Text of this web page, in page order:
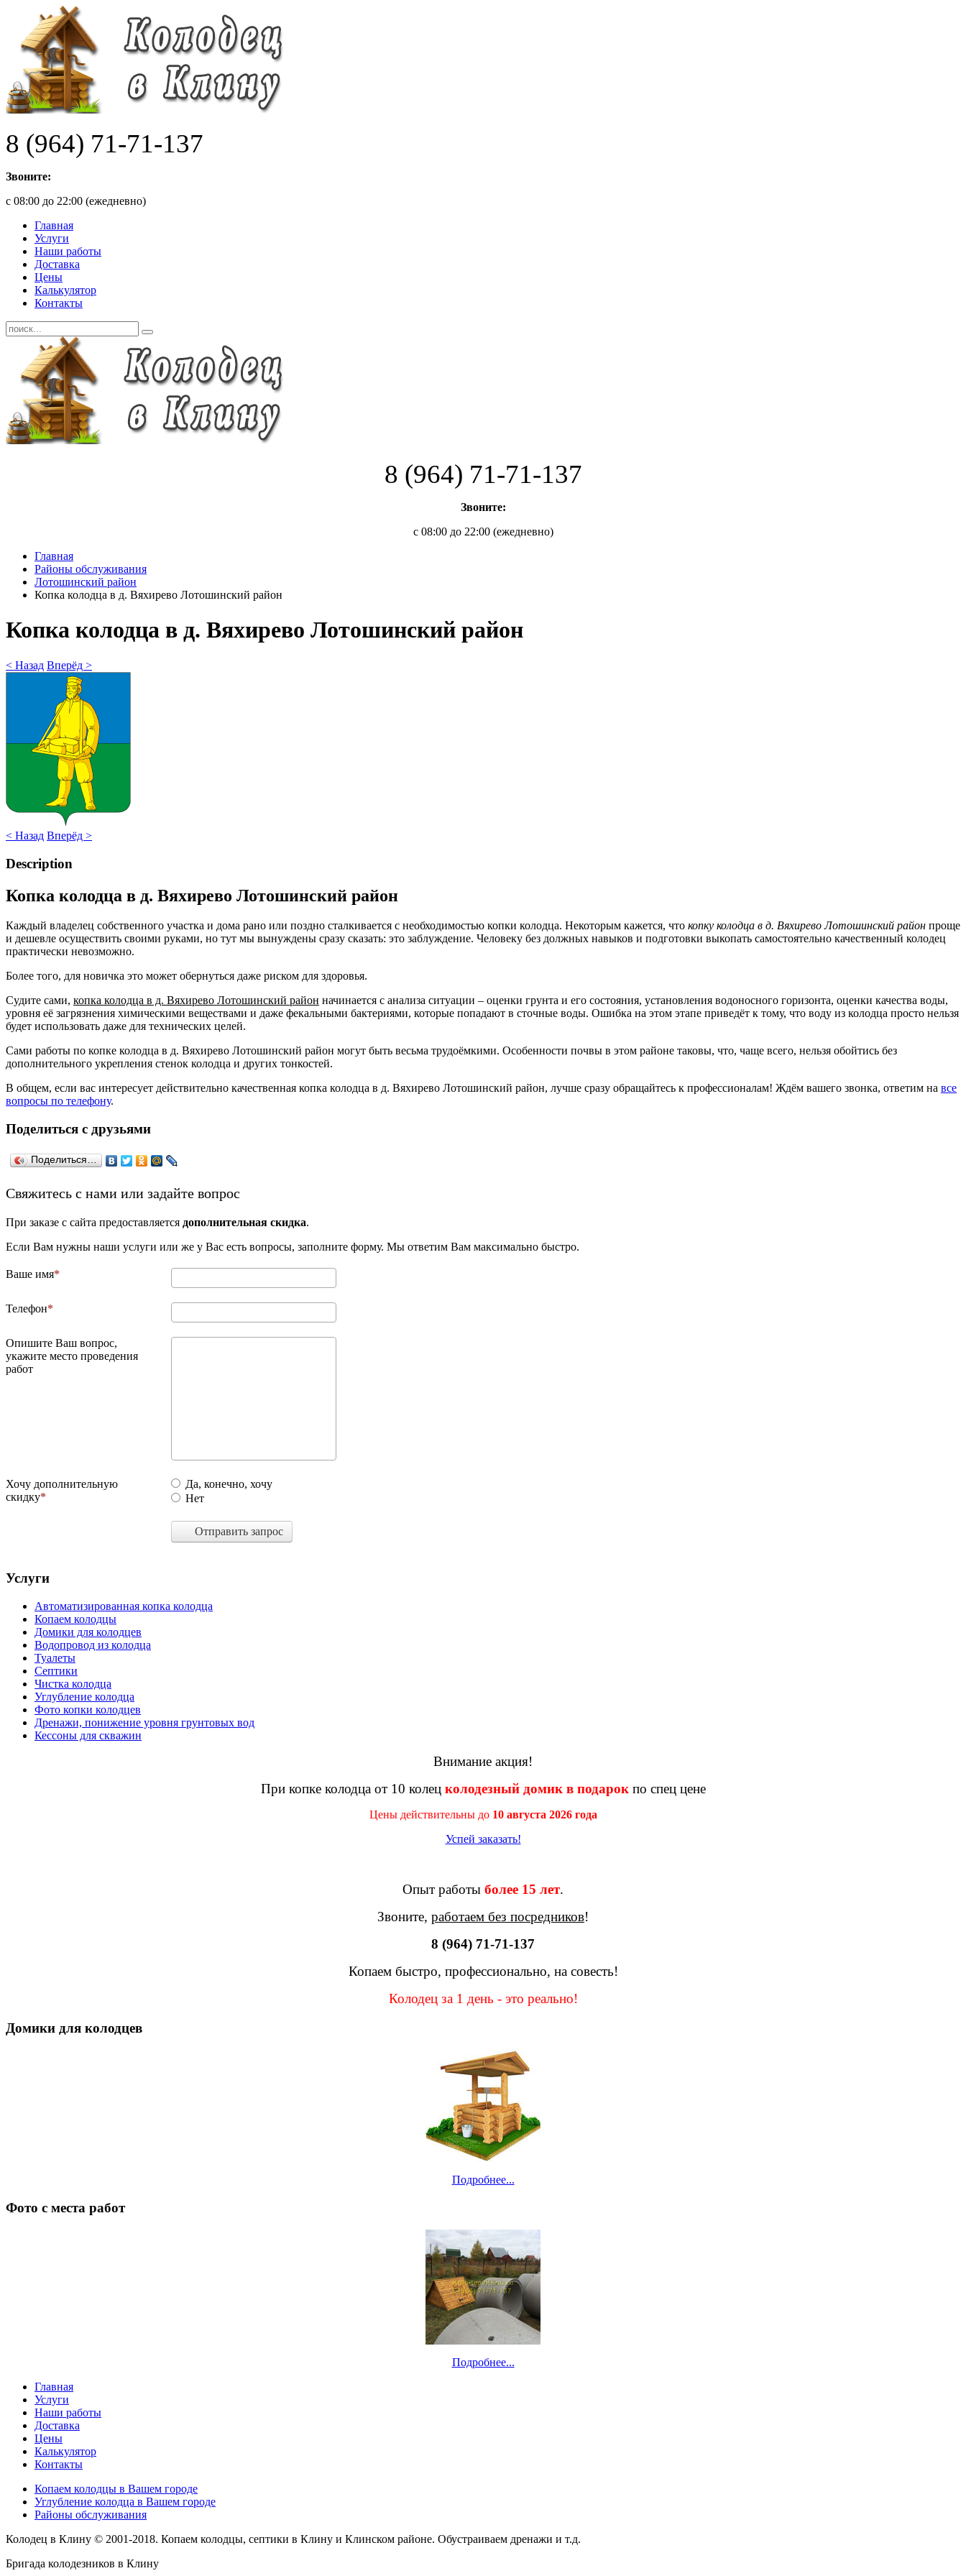
8 (964) 71-71-137
Звоните:
с 08:00 до 22:00 (ежедневно)
Главная
Услуги
Наши работы
Доставка
Цены
Калькулятор
Контакты
8 (964) 71-71-137
Звоните:
с 08:00 до 22:00 (ежедневно)
Главная
Районы обслуживания
Лотошинский район
Копка колодца в д. Вяхирево Лотошинский район
Копка колодца в д. Вяхирево Лотошинский район
< Назад Вперёд >
< Назад Вперёд >
Description
Копка колодца в д. Вяхирево Лотошинский район
Каждый владелец собственного участка и дома рано или поздно сталкивается с необходимостью копки колодца. Некоторым кажется, что копку колодца в д. Вяхирево Лотошинский район проще
и дешевле осуществить своими руками, но тут мы вынуждены сразу сказать: это заблуждение. Человеку без должных навыков и подготовки выкопать самостоятельно качественный колодец
практически невозможно.
Более того, для новичка это может обернуться даже риском для здоровья.
Судите сами, копка колодца в д. Вяхирево Лотошинский район начинается с анализа ситуации – оценки грунта и его состояния, установления водоносного горизонта, оценки качества воды,
уровня её загрязнения химическими веществами и даже фекальными бактериями, которые попадают в сточные воды. Ошибка на этом этапе приведёт к тому, что воду из колодца просто нельзя
будет использовать даже для технических целей.
Сами работы по копке колодца в д. Вяхирево Лотошинский район могут быть весьма трудоёмкими. Особенности почвы в этом районе таковы, что, чаще всего, нельзя обойтись без
дополнительного укрепления стенок колодца и других тонкостей.
В общем, если вас интересует действительно качественная копка колодца в д. Вяхирево Лотошинский район, лучше сразу обращайтесь к профессионалам! Ждём вашего звонка, ответим на все
вопросы по телефону.
Поделиться с друзьями
Поделиться…
­Свяжитесь с нами или задайте вопрос
При заказе с сайта предоставляется дополнительная скидка.
Если Вам нужны наши услуги или же у Вас есть вопросы, заполните форму. Мы ответим Вам максимально быстро.
Ваше имя
Телефон
Опишите Ваш вопрос,
укажите место проведения
работ
Хочу дополнительную
скидку
Да, конечно, хочу
Нет
Отправить запрос
Услуги
Автоматизированная копка колодца
Копаем колодцы
Домики для колодцев
Водопровод из колодца
Туалеты
Септики
Чистка колодца
Углубление колодца
Фото копки колодцев
Дренажи, понижение уровня грунтовых вод
Кессоны для скважин
Внимание акция!
При копке колодца от 10 колец колодезный домик в подарокпо спец цене
Цены действительны до 10 августа 2026 года
Успей заказать!
Опыт работы более 15 лет.
Звоните, работаем без посредников!
8 (964) 71-71-137
Копаем быстро, профессионально, на совесть!
Колодец за 1 день - это реально!
Домики для колодцев
Подробнее...
Фото с места работ
Подробнее...
Главная
Услуги
Наши работы
Доставка
Цены
Калькулятор
Контакты
Копаем колодцы в Вашем городе
Углубление колодца в Вашем городе
Районы обслуживания
Колодец в Клину © 2001-2018. Копаем колодцы, септики в Клину и Клинском районе. Обустраиваем дренажи и т.д.
Бригада колодезников в Клину